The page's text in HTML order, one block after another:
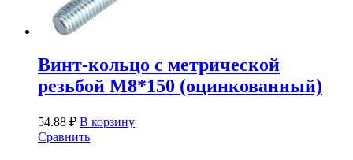
Винт-кольцо с метрической
резьбой М8*150 (оцинкованный)
54.88 ₽ В корзину
Сравнить